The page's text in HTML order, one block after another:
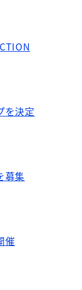
を決定
募集
催